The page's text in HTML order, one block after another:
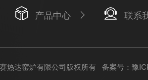
产品中心 联系
热达窑炉有限公司版权所有 备案号：豫